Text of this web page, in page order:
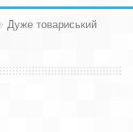
Дуже товариський